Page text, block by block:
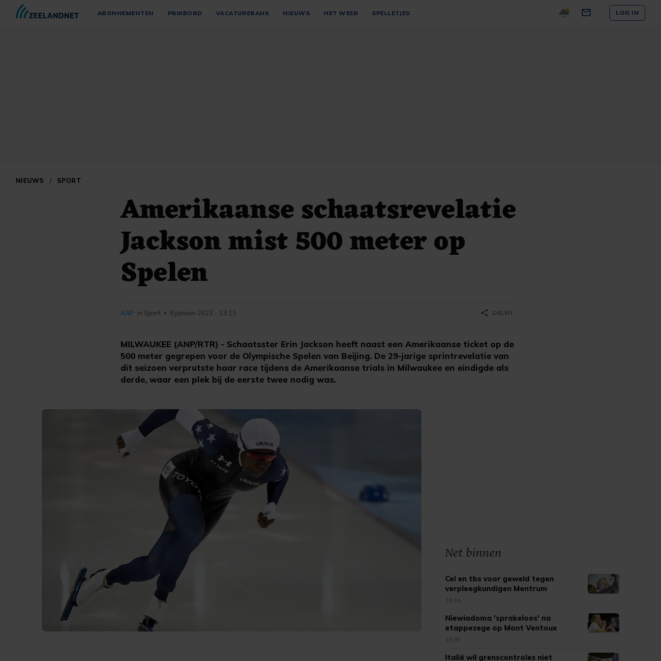
ABONNEMENTEN PRIKBORD VACATUREBANK NIEUWS HET WEER SPELLETJES LOG IN
NIEUWS / SPORT
Amerikaanse schaatsrevelatie
Jackson mist 500 meter op
Spelen
MILWAUKEE (ANP/RTR) - Schaatsster Erin Jackson heeft naast een Amerikaanse ticket op de
500 meter gegrepen voor de Olympische Spelen van Beijing. De 29-jarige sprintrevelatie van
dit seizoen verprutste haar race tijdens de Amerikaanse trials in Milwaukee en eindigde als
derde, waar een plek bij de eerste twee nodig was.
ANP in Sport • 8 januari 2022 - 13:13 share DELEN
Net binnen
Cel en tbs voor geweld tegen
verpleegkundigen Mentrum
18:34
Niewiadoma 'sprakeloos' na
etappezege op Mont Ventoux
18:05
Italië wil grenscontroles niet